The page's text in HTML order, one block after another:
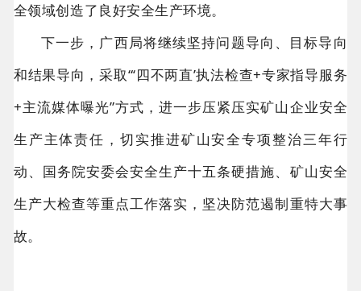
全领域创造了良好安全生产环境。
下一步，广西局将继续坚持问题导向、目标导向
和结果导向，采取“‘四不两直’执法检查+专家指导服务
+主流媒体曝光”方式，进一步压紧压实矿山企业安全
生产主体责任，切实推进矿山安全专项整治三年行
动、国务院安委会安全生产十五条硬措施、矿山安全
生产大检查等重点工作落实，坚决防范遏制重特大事
故。